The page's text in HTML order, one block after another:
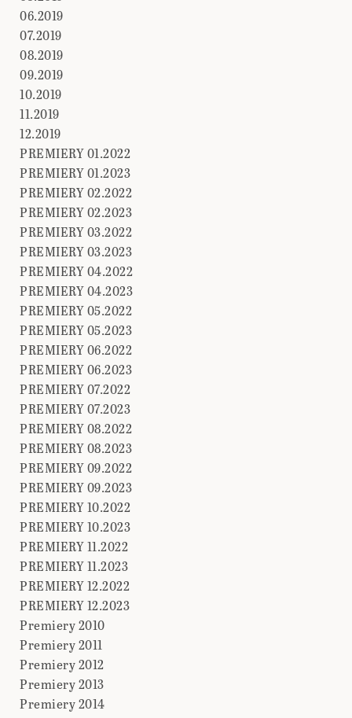
06.2019
07.2019
08.2019
09.2019
10.2019
11.2019
12.2019
PREMIERY 01.2022
PREMIERY 01.2023
PREMIERY 02.2022
PREMIERY 02.2023
PREMIERY 03.2022
PREMIERY 03.2023
PREMIERY 04.2022
PREMIERY 04.2023
PREMIERY 05.2022
PREMIERY 05.2023
PREMIERY 06.2022
PREMIERY 06.2023
PREMIERY 07.2022
PREMIERY 07.2023
PREMIERY 08.2022
PREMIERY 08.2023
PREMIERY 09.2022
PREMIERY 09.2023
PREMIERY 10.2022
PREMIERY 10.2023
PREMIERY 11.2022
PREMIERY 11.2023
PREMIERY 12.2022
PREMIERY 12.2023
Premiery 2010
Premiery 2011
Premiery 2012
Premiery 2013
Premiery 2014